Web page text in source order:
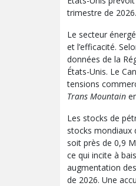
trimestre de 2026.
Le secteur
et l’efficacité.
données de la
États-Unis. Le
tensions
Trans Mountain
Les stocks de
stocks mondiaux
soit près de 0,9
ce qui incite à
augmentation
de 2026. Une